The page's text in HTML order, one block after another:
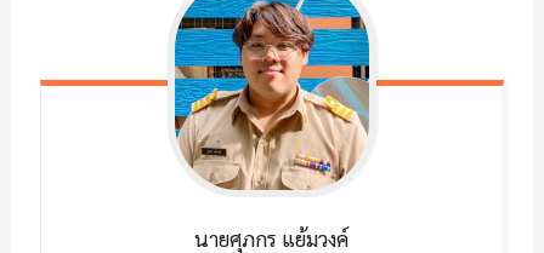
นายศุภกร แย้มวงค์